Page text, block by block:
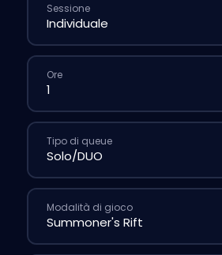
Sessione
Ore
Tipo di queue
Modalità di gioco